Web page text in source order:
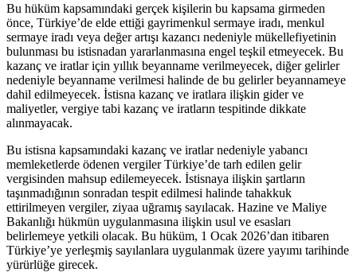
Bu hüküm kapsamındaki gerçek kişilerin bu kapsama girmeden
önce, Türkiye’de elde ettiği gayrimenkul sermaye iradı, menkul
sermaye iradı veya değer artışı kazancı nedeniyle mükellefiyetinin
bulunması bu istisnadan yararlanmasına engel teşkil etmeyecek. Bu
kazanç ve iratlar için yıllık beyanname verilmeyecek, diğer gelirler
nedeniyle beyanname verilmesi halinde de bu gelirler beyannameye
dahil edilmeyecek. İstisna kazanç ve iratlara ilişkin gider ve
maliyetler, vergiye tabi kazanç ve iratların tespitinde dikkate
alınmayacak.
Bu istisna kapsamındaki kazanç ve iratlar nedeniyle yabancı
memleketlerde ödenen vergiler Türkiye’de tarh edilen gelir
vergisinden mahsup edilemeyecek. İstisnaya ilişkin şartların
taşınmadığının sonradan tespit edilmesi halinde tahakkuk
ettirilmeyen vergiler, ziyaa uğramış sayılacak. Hazine ve Maliye
Bakanlığı hükmün uygulanmasına ilişkin usul ve esasları
belirlemeye yetkili olacak. Bu hüküm, 1 Ocak 2026’dan itibaren
Türkiye’ye yerleşmiş sayılanlara uygulanmak üzere yayımı tarihinde
yürürlüğe girecek.